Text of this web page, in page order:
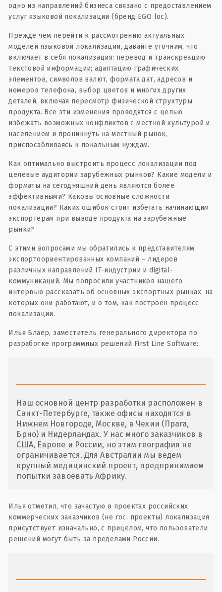
одно из направлений бизнеса связано с предоставлением
услуг языковой локализации (бренд EGO loc).
Прежде чем перейти к рассмотрению актуальных
моделей языковой локализации, давайте уточним, что
включает в себя локализация: перевод и транскреацию
текстовой информации; адаптацию графических
элементов, символов валют, формата дат, адресов и
номеров телефона, выбор цветов и многих других
деталей, включая пересмотр физической структуры
продукта. Все эти изменения проводятся с целью
избежать возможных конфликтов с местной культурой и
населением и проникнуть на местный рынок,
приспосабливаясь к локальным нуждам.
Как оптимально выстроить процесс локализации под
целевые аудитории зарубежных рынков? Какие модели и
форматы на сегодняшний день являются более
эффективными? Каковы основные сложности
локализации? Каких ошибок стоит избегать начинающим
экспортерам при выводе продукта на зарубежные
рынки?
С этими вопросами мы обратились к представителям
экспортоориентированных компаний – лидеров
различных направлений IT-индустрии и digital-
коммуникаций. Мы попросили участников нашего
интервью рассказать об основных экспортных рынках, на
которых они работают, и о том, как построен процесс
локализации.
Илья Блаер, заместитель генерального директора по
разработке программных решений First Line Software:
Наш основной центр разработки расположен в
Санкт-Петербурге, также офисы находятся в
Нижнем Новгороде, Москве, в Чехии (Прага,
Брно) и Нидерландах. У нас много заказчиков в
США, Европе и России, но этим география не
ограничивается. Для Австралии мы ведем
крупный медицинский проект, предпринимаем
попытки завоевать Африку.
Илья отметил, что зачастую в проектах российских
коммерческих заказчиков (не гос. проекты) локализация
присутствует изначально, с прицелом, что пользователи
решений могут быть за пределами России.